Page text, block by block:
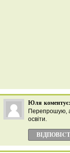
Юля коментує:
Перепрошую,
освіти.